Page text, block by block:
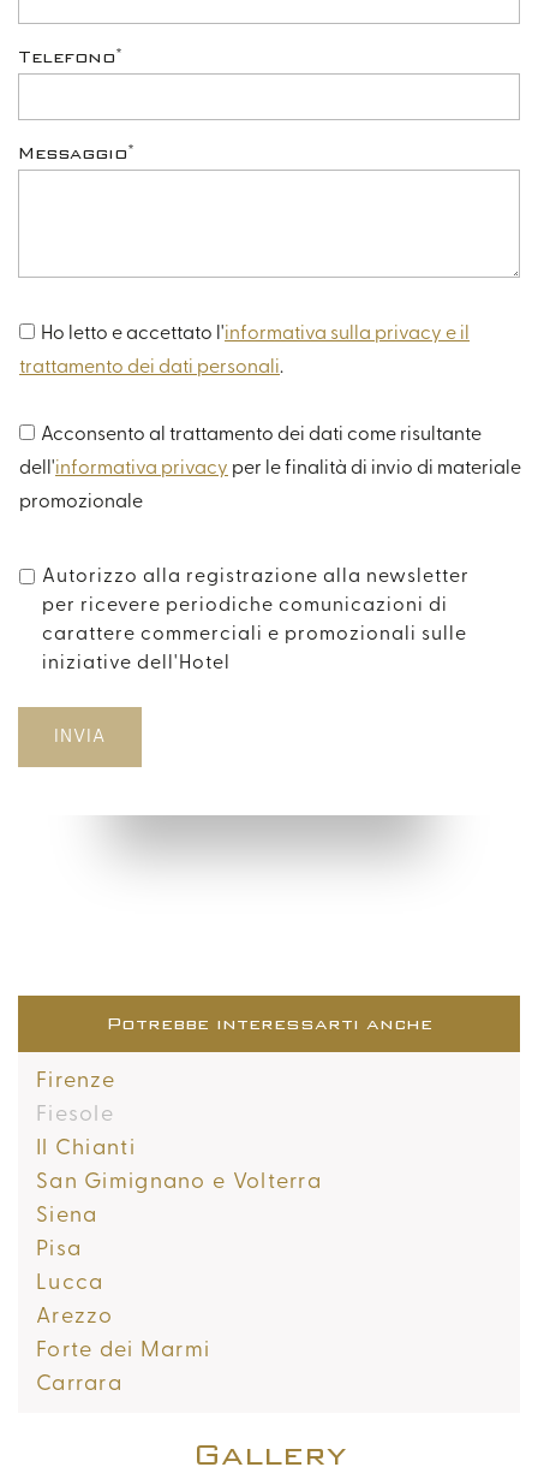
Telefono*
Messaggio*
Ho letto e accettato l'informativa sulla privacy e il
trattamento dei dati personali.
Acconsento al trattamento dei dati come risultante
dell'informativa privacy per le finalità di invio di materiale
promozionale
Autorizzo alla registrazione alla newsletter
per ricevere periodiche comunicazioni di
carattere commerciali e promozionali sulle
iniziative dell'Hotel
Potrebbe interessarti anche
Firenze
Fiesole
Il Chianti
San Gimignano e Volterra
Siena
Pisa
Lucca
Arezzo
Forte dei Marmi
Carrara
Gallery